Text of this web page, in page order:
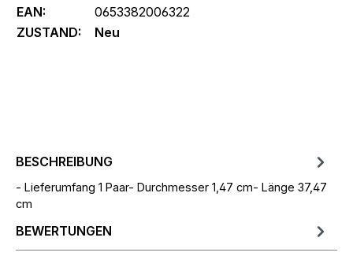
EAN:
0653382006322
ZUSTAND:
Neu
BESCHREIBUNG
- Lieferumfang 1 Paar- Durchmesser 1,47 cm- Länge 37,47
cm
BEWERTUNGEN